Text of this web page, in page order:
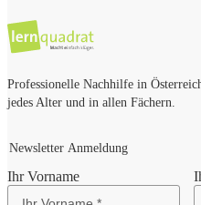
Professionelle Nachhilfe in
jedes Alter und in allen Fächern.
Newsletter Anmeldung
Ihr Vorname